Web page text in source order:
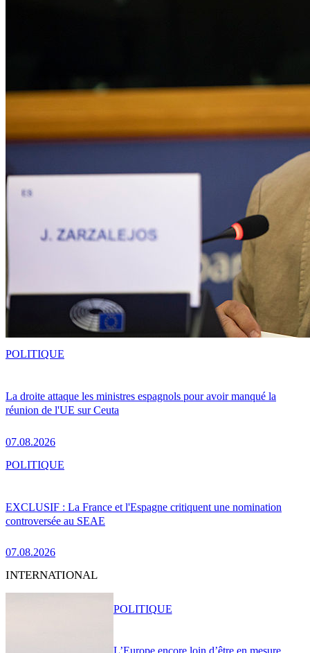
La droite attaque les ministres espagnols pour avoir manqué la
réunion de l'UE sur Ceuta
07.08.2026
POLITIQUE
EXCLUSIF : La France et l'Espagne critiquent une nomination
controversée au SEAE
07.08.2026
POLITIQUE
INTERNATIONAL
POLITIQUE